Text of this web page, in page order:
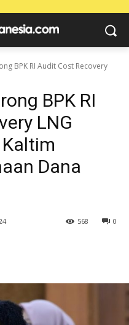
BPK RI Audit Cost Recovery
BPK RI
LNG
Dana
0
568